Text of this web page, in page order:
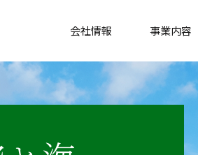
会社情報
社長挨拶
事業内容
斜面防災分野